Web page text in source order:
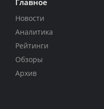
Новости
Аналитика
Рейтинги
Обзоры
Архив